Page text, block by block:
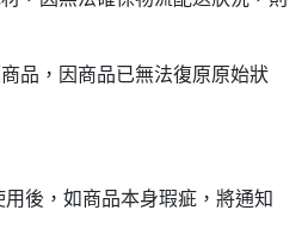
品，因商品已無法復原原始狀
後，如商品本身瑕疵，將通知